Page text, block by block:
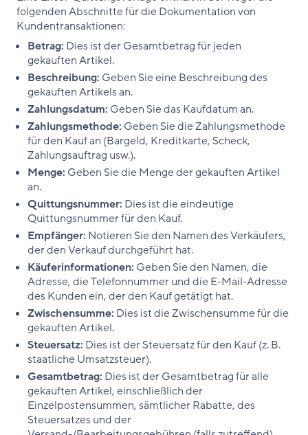
folgenden Abschnitte für die Dokumentation von
Kundentransaktionen:
Betrag: Dies ist der Gesamtbetrag für jeden
gekauften Artikel.
Beschreibung: Geben Sie eine Beschreibung des
gekauften Artikels an.
Zahlungsdatum: Geben Sie das Kaufdatum an.
Zahlungsmethode: Geben Sie die Zahlungsmethode
für den Kauf an (Bargeld, Kreditkarte, Scheck,
Zahlungsauftrag usw.).
Menge: Geben Sie die Menge der gekauften Artikel
an.
Quittungsnummer: Dies ist die eindeutige
Quittungsnummer für den Kauf.
Empfänger: Notieren Sie den Namen des Verkäufers,
der den Verkauf durchgeführt hat.
Käuferinformationen: Geben Sie den Namen, die
Adresse, die Telefonnummer und die E-Mail-Adresse
des Kunden ein, der den Kauf getätigt hat.
Zwischensumme: Dies ist die Zwischensumme für die
gekauften Artikel.
Steuersatz: Dies ist der Steuersatz für den Kauf (z. B.
staatliche Umsatzsteuer).
Gesamtbetrag: Dies ist der Gesamtbetrag für alle
gekauften Artikel, einschließlich der
Einzelpostensummen, sämtlicher Rabatte, des
Steuersatzes und der